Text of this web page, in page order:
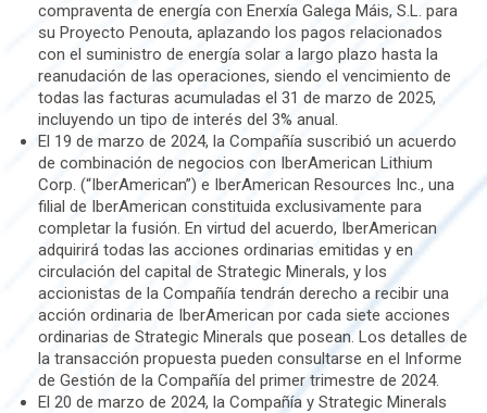
compraventa de energía con Enerxía Galega Máis, S.L. para
su Proyecto Penouta, aplazando los pagos relacionados
con el suministro de energía solar a largo plazo hasta la
reanudación de las operaciones, siendo el vencimiento de
todas las facturas acumuladas el 31 de marzo de 2025,
incluyendo un tipo de interés del 3% anual.
El 19 de marzo de 2024, la Compañía suscribió un acuerdo
de combinación de negocios con IberAmerican Lithium
Corp. (“IberAmerican”) e IberAmerican Resources Inc., una
filial de IberAmerican constituida exclusivamente para
completar la fusión. En virtud del acuerdo, IberAmerican
adquirirá todas las acciones ordinarias emitidas y en
circulación del capital de Strategic Minerals, y los
accionistas de la Compañía tendrán derecho a recibir una
acción ordinaria de IberAmerican por cada siete acciones
ordinarias de Strategic Minerals que posean. Los detalles de
la transacción propuesta pueden consultarse en el Informe
de Gestión de la Compañía del primer trimestre de 2024.
El 20 de marzo de 2024, la Compañía y Strategic Minerals